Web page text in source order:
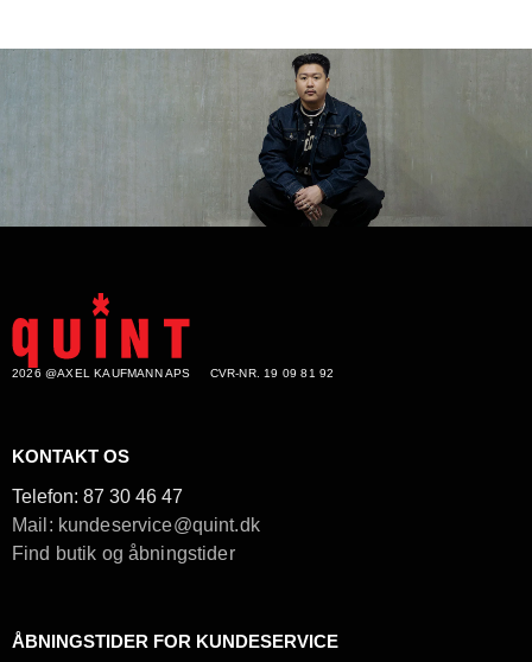
2026 @AXEL KAUFMANN APS CVR-NR. 19 09 81 92
KONTAKT OS
Telefon: 87 30 46 47
Mail: kundeservice@quint.dk
Find butik og åbningstider
ÅBNINGSTIDER FOR KUNDESERVICE